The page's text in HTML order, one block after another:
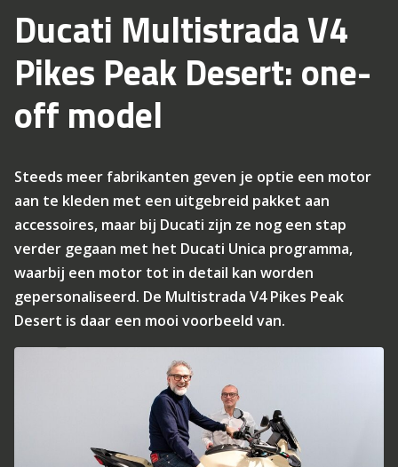
Ducati Multistrada V4
Pikes Peak Desert: one-
off model
Steeds meer fabrikanten geven je optie een motor
aan te kleden met een uitgebreid pakket aan
accessoires, maar bij Ducati zijn ze nog een stap
verder gegaan met het Ducati Unica programma,
waarbij een motor tot in detail kan worden
gepersonaliseerd. De Multistrada V4 Pikes Peak
Desert is daar een mooi voorbeeld van.